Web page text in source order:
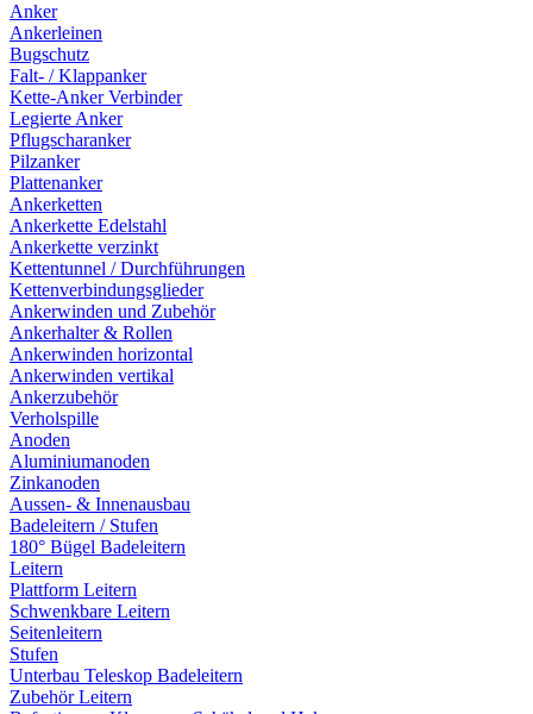
Anker
Ankerleinen
Bugschutz
Falt- / Klappanker
Kette-Anker Verbinder
Legierte Anker
Pflugscharanker
Pilzanker
Plattenanker
Ankerketten
Ankerkette Edelstahl
Ankerkette verzinkt
Kettentunnel / Durchführungen
Kettenverbindungsglieder
Ankerwinden und Zubehör
Ankerhalter & Rollen
Ankerwinden horizontal
Ankerwinden vertikal
Ankerzubehör
Verholspille
Anoden
Aluminiumanoden
Zinkanoden
Aussen- & Innenausbau
Badeleitern / Stufen
180° Bügel Badeleitern
Leitern
Plattform Leitern
Schwenkbare Leitern
Seitenleitern
Stufen
Unterbau Teleskop Badeleitern
Zubehör Leitern